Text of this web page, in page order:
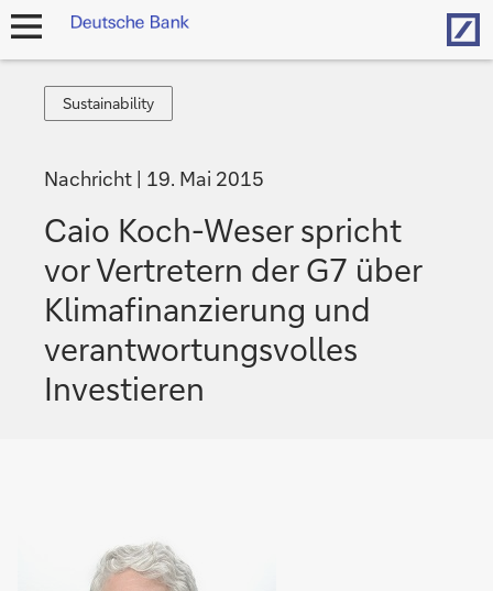
Navigation
Sustainability
Sustainability
Nachricht 19. Mai 2015
Caio Koch-Weser spricht
vor Vertretern der G7 über
Klimafinanzierung und
verantwortungsvolles
Investieren